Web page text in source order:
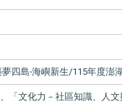
四島‧海嶼新生/115年度澎
「文化力－社區知識、人